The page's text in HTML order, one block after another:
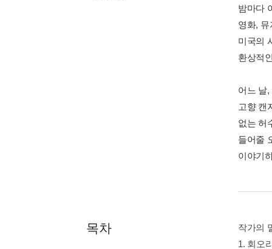
밤마다
영화,
미국의
환상적
어느 날
고향 캔
없는 허
들어줄
이야기
목차
작가의
1. 회오